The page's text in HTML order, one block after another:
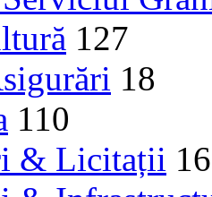
127
18
110
& Licitații 16